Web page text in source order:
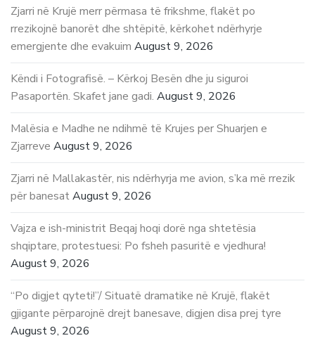
Zjarri në Krujë merr përmasa të frikshme, flakët po
rrezikojnë banorët dhe shtëpitë, kërkohet ndërhyrje
emergjente dhe evakuim August 9, 2026
Këndi i Fotografisë. – Kërkoj Besën dhe ju siguroi
Pasaportën. Skafet jane gadi. August 9, 2026
Malësia e Madhe ne ndihmë të Krujes per Shuarjen e
Zjarreve August 9, 2026
Zjarri në Mallakastër, nis ndërhyrja me avion, s’ka më rrezik
për banesatAugust 9, 2026
Vajza e ish-ministrit Beqaj hoqi dorë nga shtetësia
shqiptare, protestuesi: Po fsheh pasuritë e vjedhura!
August 9, 2026
“Po digjet qyteti!”/ Situatë dramatike në Krujë, flakët
gjigante përparojnë drejt banesave, digjen disa prej tyre
August 9, 2026